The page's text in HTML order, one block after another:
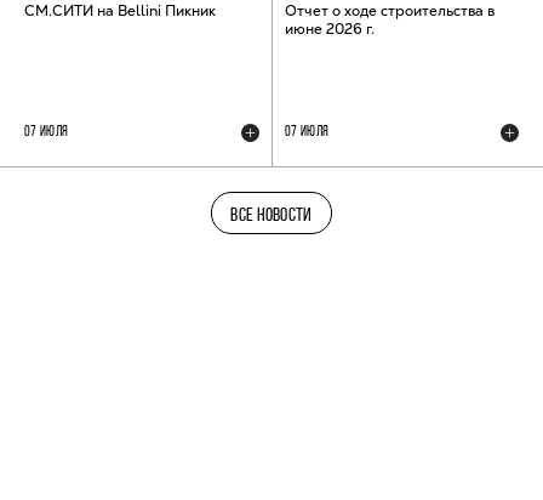
СМ.СИТИ на Bellini Пикник
07 ИЮЛЯ
Отчет о ходе строительства в
июне 2026 г.
07 ИЮЛЯ
ВСЕ НОВОСТИ